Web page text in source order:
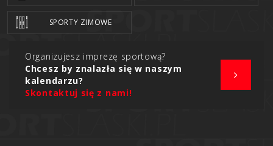
SPORTY ZIMOWE
Organizujesz imprezę sportową?
Chcesz by znalazła się w naszym
kalendarzu?
Skontaktuj się z nami!